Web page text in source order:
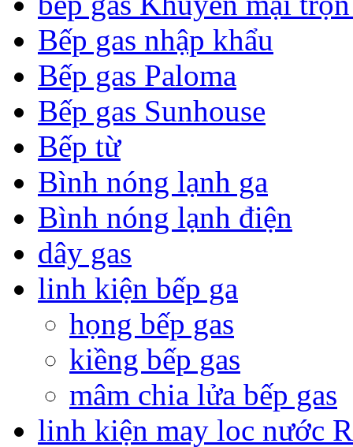
Bếp gas nhập khẩu
Bếp gas Paloma
Bếp gas Sunhouse
Bếp từ
Bình nóng lạnh ga
Bình nóng lạnh điện
dây gas
linh kiện bếp ga
họng bếp gas
kiềng bếp gas
mâm chia lửa bếp gas
linh kiện may loc nước